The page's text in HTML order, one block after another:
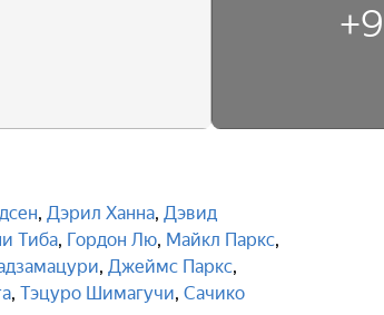
+9
, Дэрил Ханна, Дэвид
Тиба, Гордон Лю, Майкл Паркс,
, Джеймс Паркс,
, Тэцуро Шимагучи, Сачико